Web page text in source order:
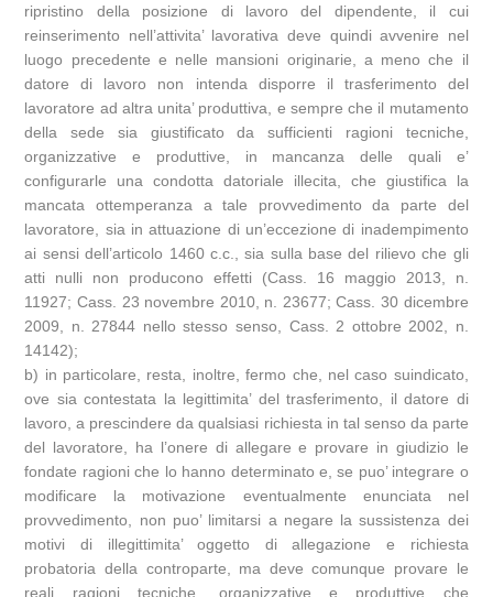
ripristino della posizione di lavoro del dipendente, il cui
reinserimento nell’attivita’ lavorativa deve quindi avvenire nel
luogo precedente e nelle mansioni originarie, a meno che il
datore di lavoro non intenda disporre il trasferimento del
lavoratore ad altra unita’ produttiva, e sempre che il mutamento
della sede sia giustificato da sufficienti ragioni tecniche,
organizzative e produttive, in mancanza delle quali e’
configurarle una condotta datoriale illecita, che giustifica la
mancata ottemperanza a tale provvedimento da parte del
lavoratore, sia in attuazione di un’eccezione di inadempimento
ai sensi dell’articolo 1460 c.c., sia sulla base del rilievo che gli
atti nulli non producono effetti (Cass. 16 maggio 2013, n.
11927; Cass. 23 novembre 2010, n. 23677; Cass. 30 dicembre
2009, n. 27844 nello stesso senso, Cass. 2 ottobre 2002, n.
14142);
b) in particolare, resta, inoltre, fermo che, nel caso suindicato,
ove sia contestata la legittimita’ del trasferimento, il datore di
lavoro, a prescindere da qualsiasi richiesta in tal senso da parte
del lavoratore, ha l’onere di allegare e provare in giudizio le
fondate ragioni che lo hanno determinato e, se puo’ integrare o
modificare la motivazione eventualmente enunciata nel
provvedimento, non puo’ limitarsi a negare la sussistenza dei
motivi di illegittimita’ oggetto di allegazione e richiesta
probatoria della controparte, ma deve comunque provare le
reali ragioni tecniche, organizzative e produttive che